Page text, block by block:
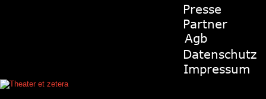
Partner
Agb
Datenschutz
Impressum
Presse